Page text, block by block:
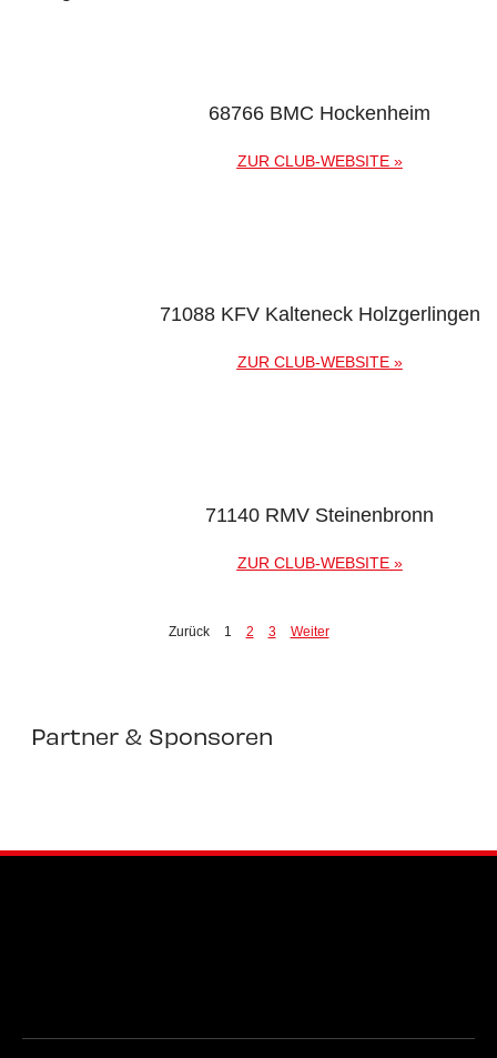
68766 BMC Hockenheim
ZUR CLUB-WEBSITE »
71088 KFV Kalteneck Holzgerlingen
ZUR CLUB-WEBSITE »
71140 RMV Steinenbronn
ZUR CLUB-WEBSITE »
Zurück 1 2 3 Weiter
Partner & Sponsoren